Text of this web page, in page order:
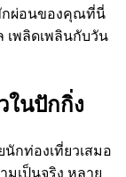
กผ่อนของคุณที่นี่
เพลิดเพลินกับวัน
ในปักกิ่ง
นักท่องเที่ยวเสมอ
มเป็นจริง หลาย